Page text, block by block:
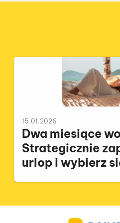
15.01.2026
Dwa miesiące
Strategicznie
urlop i wybierz